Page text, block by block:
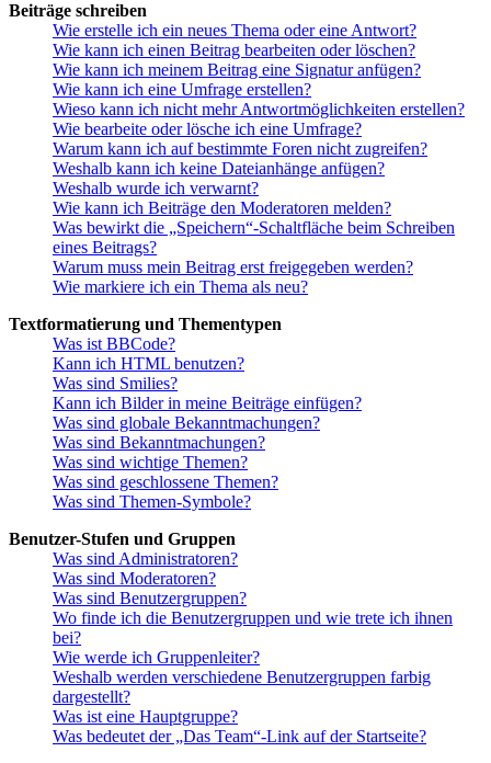
Beiträge schreiben
Wie erstelle ich ein neues Thema oder eine Antwort?
Wie kann ich einen Beitrag bearbeiten oder löschen?
Wie kann ich meinem Beitrag eine Signatur anfügen?
Wie kann ich eine Umfrage erstellen?
Wieso kann ich nicht mehr Antwortmöglichkeiten erstellen?
Wie bearbeite oder lösche ich eine Umfrage?
Warum kann ich auf bestimmte Foren nicht zugreifen?
Weshalb kann ich keine Dateianhänge anfügen?
Weshalb wurde ich verwarnt?
Wie kann ich Beiträge den Moderatoren melden?
Was bewirkt die „Speichern“-Schaltfläche beim Schreiben
eines Beitrags?
Warum muss mein Beitrag erst freigegeben werden?
Wie markiere ich ein Thema als neu?
Textformatierung und Thementypen
Was ist BBCode?
Kann ich HTML benutzen?
Was sind Smilies?
Kann ich Bilder in meine Beiträge einfügen?
Was sind globale Bekanntmachungen?
Was sind Bekanntmachungen?
Was sind wichtige Themen?
Was sind geschlossene Themen?
Was sind Themen-Symbole?
Benutzer-Stufen und Gruppen
Was sind Administratoren?
Was sind Moderatoren?
Was sind Benutzergruppen?
Wo finde ich die Benutzergruppen und wie trete ich ihnen
bei?
Wie werde ich Gruppenleiter?
Weshalb werden verschiedene Benutzergruppen farbig
dargestellt?
Was ist eine Hauptgruppe?
Was bedeutet der „Das Team“-Link auf der Startseite?